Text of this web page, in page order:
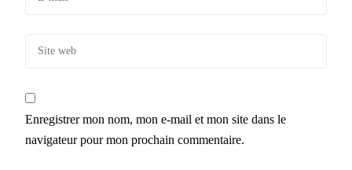
Enregistrer mon nom, mon e-mail et mon site dans le
navigateur pour mon prochain commentaire.